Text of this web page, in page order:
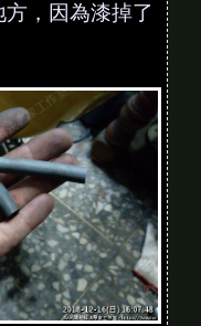
，因為漆掉了